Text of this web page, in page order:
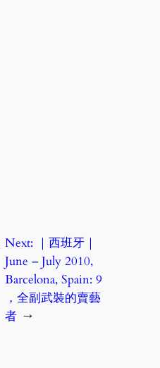
Next: ｜西班牙｜
June – July 2010,
Barcelona, Spain: 9
，全副武裝的賣藝
者 →